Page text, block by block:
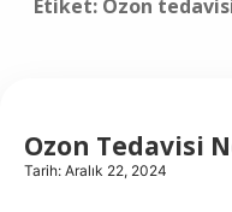
Etiket: Ozon
Ozon Tedavisi
Tarih: Aralık 22, 2024